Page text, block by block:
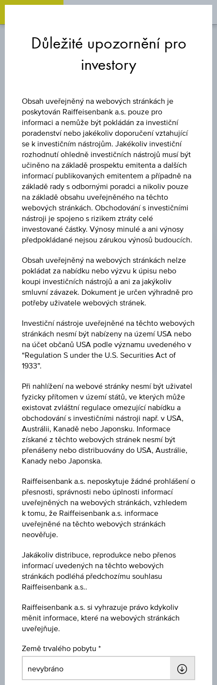
Quicklinks
FOND
PAZIFIK-
AKTIENFONDS-
RZVA
ZMĚNA
--
CENA
-
MĚNA
POSLEDNÍ AKTUALIZACE
Tržní data
ISIN
AT0000A1U5U6
PAZIFIK-AKTIENFONDS-RZVA
Měna
EUR
-
Min. vklad
Max. vst. poplatek
-
Cena
Důležité upozornění pro
investory
Obsah uveřejněný na webových stránkách je
poskytován Raiffeisenbank a.s. pouze pro
informaci a nemůže být pokládán za investiční
poradenství nebo jakékoliv doporučení vztahující
se k investičním nástrojům. Jakékoliv investiční
rozhodnutí ohledně investičních nástrojů musí být
učiněno na základě prospektu emitenta a dalších
informací publikovaných emitentem a případně na
základě rady s odbornými poradci a nikoliv pouze
na základě obsahu uveřejněného na těchto
webových stránkách. Obchodování s investičními
nástroji je spojeno s rizikem ztráty celé
investované částky. Výnosy minulé a ani výnosy
předpokládané nejsou zárukou výnosů budoucích.
Obsah uveřejněný na webových stránkách nelze
pokládat za nabídku nebo výzvu k úpisu nebo
koupi investičních nástrojů a ani za jakýkoliv
smluvní závazek. Dokument je určen výhradně pro
potřeby uživatele webových stránek.
Investiční nástroje uveřejněné na těchto webových
stránkách nesmí být nabízeny na území USA nebo
na účet občanů USA podle významu uvedeného v
“Regulation S under the U.S. Securities Act of
1933”.
Při nahlížení na webové stránky nesmí být uživatel
fyzicky přítomen v území států, ve kterých může
existovat zvláštní regulace omezující nabídku a
obchodování s investičními nástroji např. v USA,
Austrálii, Kanadě nebo Japonsku. Informace
získané z těchto webových stránek nesmí být
přenášeny nebo distribuovány do USA, Austrálie,
Kanady nebo Japonska.
Raiffeisenbank a.s. neposkytuje žádné prohlášení o
přesnosti, správnosti nebo úplnosti informací
uveřejněných na webových stránkách, vzhledem
k tomu, že Raiffeisenbank a.s. informace
uveřejněné na těchto webových stránkách
neověřuje.
Jakákoliv distribuce, reprodukce nebo přenos
informací uvedených na těchto webových
stránkách podléhá předchozímu souhlasu
Raiffeisenbank a.s..
Raiffeisenbank a.s. si vyhrazuje právo kdykoliv
měnit informace, které na webových stránkách
uveřejňuje.
Země trvalého pobytu